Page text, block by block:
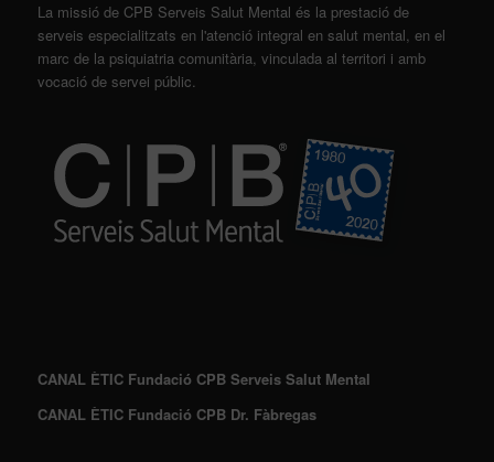
La missió de CPB Serveis Salut Mental és la prestació de
serveis especialitzats en l'atenció integral en salut mental, en el
marc de la psiquiatria comunitària, vinculada al territori i amb
vocació de servei públic.
CANAL ÈTIC Fundació CPB Serveis Salut Mental
CANAL ÈTIC Fundació CPB Dr. Fàbregas